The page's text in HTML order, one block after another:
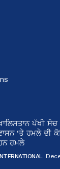
ਪੱਖੀ
‘ਤੇ ਹਮਲੇ ਦੀ
ਹਮਲੇ